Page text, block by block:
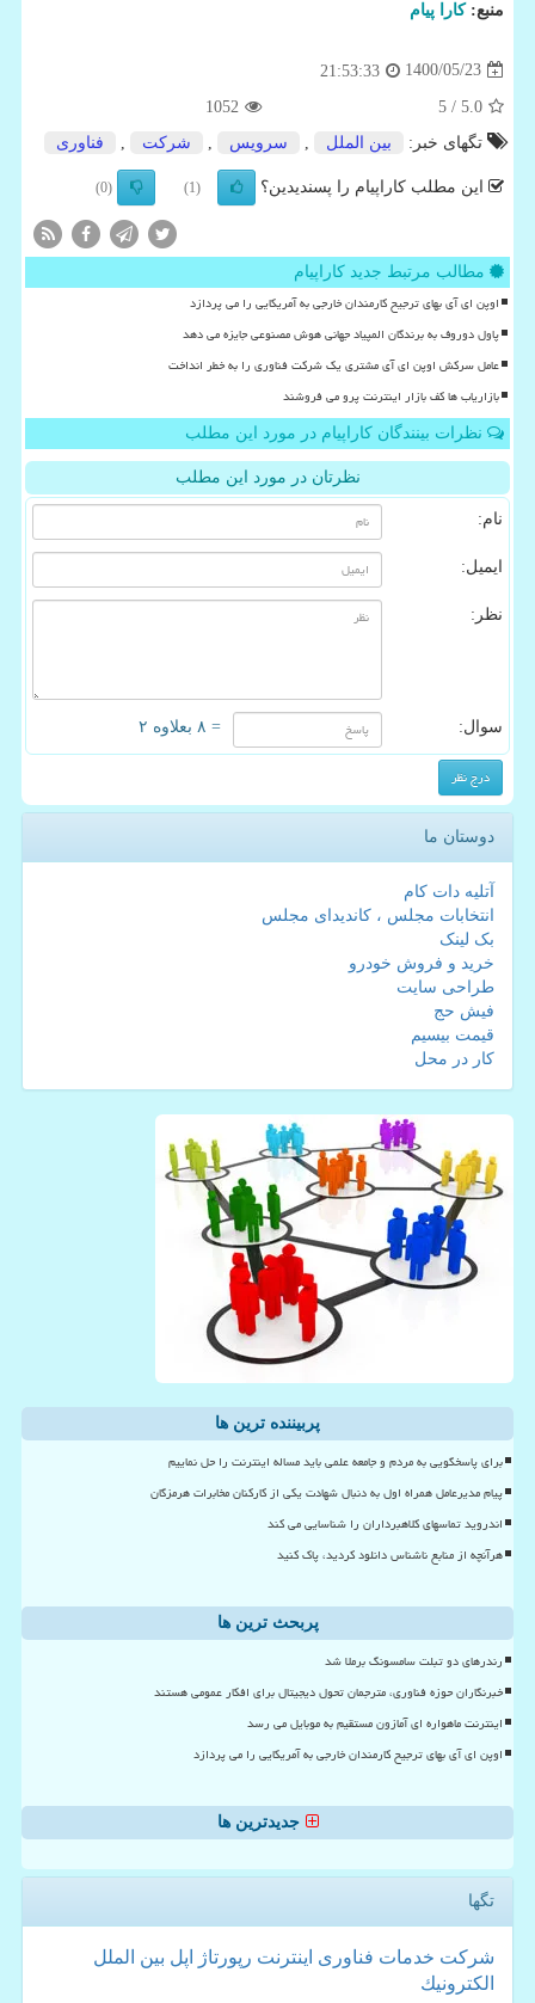
منبع:كارا پیام
1400/05/23
21:53:33
5.0
/ 5
1052
تگهای خبر:
بین الملل سرویس شركت فناوری
این مطلب کاراپیام را پسندیدین؟ (1)
(0)
مطالب مرتبط جدید کاراپیام
اوپن ای آی بهای ترجیح کارمندان خارجی به آمریکایی را می پردازد
پاول دوروف به برندگان المپیاد جهانی هوش مصنوعی جایزه می دهد
عامل سرکش اوپن ای آی مشتری یک شرکت فناوری را به خطر انداخت
بازاریاب ها کف بازار اینترنت پرو می فروشند
نظرات بینندگان کاراپیام در مورد این مطلب
نظرتان در مورد این مطلب
نام:
ایمیل:
نظر:
سوال: = ۸ بعلاوه ۲
دوستان ما
آتلیه دات کام
انتخابات مجلس ، کاندیدای مجلس
بک لینک
خرید و فروش خودرو
طراحی سایت
فیش حج
قیمت بیسیم
کار در محل
پربیننده ترین ها
برای پاسخگویی به مردم و جامعه علمی باید مساله اینترنت را حل نماییم
پیام مدیرعامل همراه اول به دنبال شهادت یکی از کارکنان مخابرات هرمزگان
اندروید تماسهای کلاهبرداران را شناسایی می کند
هرآنچه از منابع ناشناس دانلود کردید، پاک کنید
پربحث ترین ها
رندرهای دو تبلت سامسونگ برملا شد
خبرنگاران حوزه فناوری، مترجمان تحول دیجیتال برای افکار عمومی هستند
اینترنت ماهواره ای آمازون مستقیم به موبایل می رسد
اوپن ای آی بهای ترجیح کارمندان خارجی به آمریکایی را می پردازد
جدیدترین ها
تگها
شركت خدمات فناوری اینترنت رپورتاژ اپل بین الملل
الكترونیك